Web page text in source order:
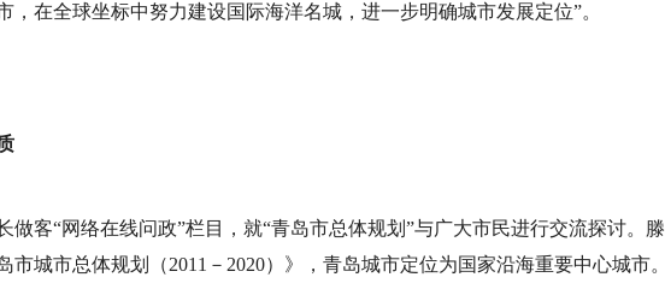
在全球坐标中努力建设国际海洋名城，进一步明确城市发展定位”。
做客“网络在线问政”栏目，就“青岛市总体规划”与广大市民进行交流探讨。滕
城市总体规划（2011－2020）》，青岛城市定位为国家沿海重要中心城市。